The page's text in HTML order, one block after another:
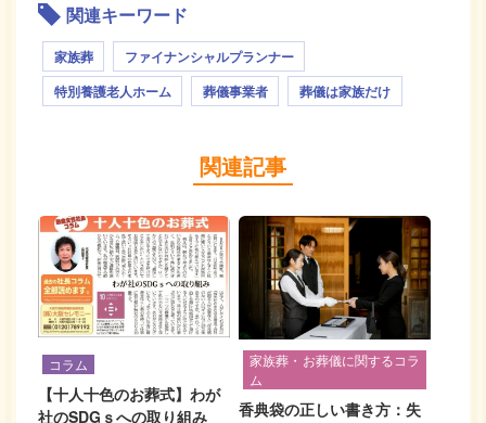
関連キーワード
家族葬
ファイナンシャルプランナー
特別養護老人ホーム
葬儀事業者 葬儀は家族だけ
関連記事
コラム
【十人十色のお葬式】わが
社のSDGｓへの取り組み
家族葬・お葬儀に関するコラ
ム
香典袋の正しい書き方：失